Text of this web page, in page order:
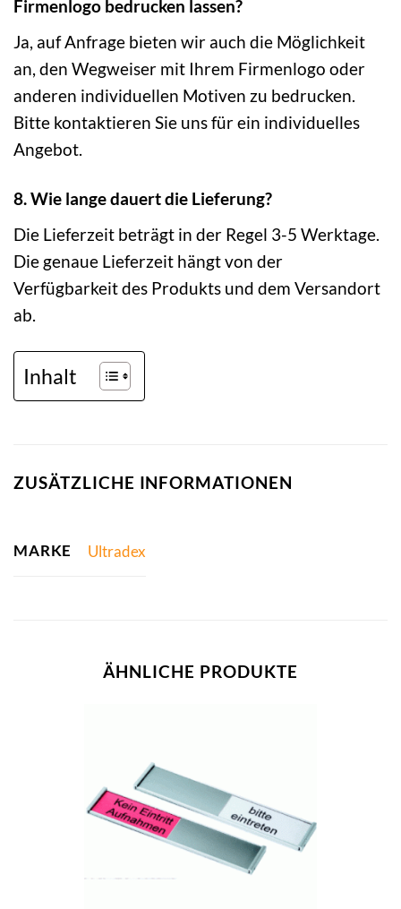
Firmenlogo bedrucken lassen?
Ja, auf Anfrage bieten wir auch die Möglichkeit
an, den Wegweiser mit Ihrem Firmenlogo oder
anderen individuellen Motiven zu bedrucken.
Bitte kontaktieren Sie uns für ein individuelles
Angebot.
8. Wie lange dauert die Lieferung?
Die Lieferzeit beträgt in der Regel 3-5 Werktage.
Die genaue Lieferzeit hängt von der
Verfügbarkeit des Produkts und dem Versandort
ab.
Inhalt
ZUSÄTZLICHE INFORMATIONEN
MARKE Ultradex
ÄHNLICHE PRODUKTE